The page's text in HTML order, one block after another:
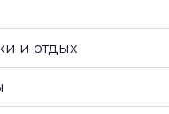
и отдых